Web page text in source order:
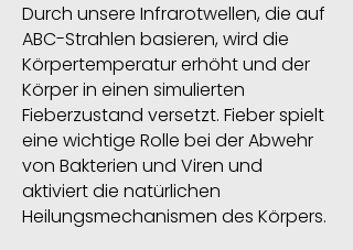
Durch unsere Infrarotwellen, die auf
ABC-Strahlen basieren, wird die
Körpertemperatur erhöht und der
Körper in einen simulierten
Fieberzustand versetzt. Fieber spielt
eine wichtige Rolle bei der Abwehr
von Bakterien und Viren und
aktiviert die natürlichen
Heilungsmechanismen des Körpers.